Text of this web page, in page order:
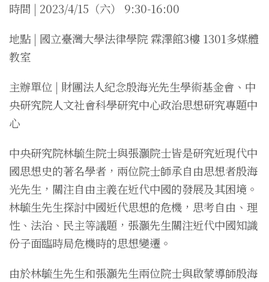
時間 | 2023/4/15（六） 9:30-16:00
地點 | 國立臺灣大學法律學院 霖澤館3樓 1301多媒體
教室
主辦單位 | 財團法人紀念殷海光先生學術基金會、中
央研究院人文社會科學研究中心政治思想研究專題中
心
中央研究院林毓生院士與張灝院士皆是研究近現代中
國思想史的著名學者，兩位院士師承自由思想者殷海
光先生，關注自由主義在近代中國的發展及其困境。
林毓生先生探討中國近代思想的危機，思考自由、理
性、法治、民主等議題，張灝先生關注近代中國知識
份子面臨時局危機時的思想變遷。
由於林毓生先生和張灝先生兩位院士與啟蒙導師殷海